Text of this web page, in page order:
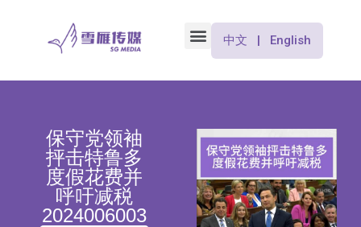
中文 | English
保守党领袖
抨击特鲁多
度假花费并
呼吁减税
2024006003